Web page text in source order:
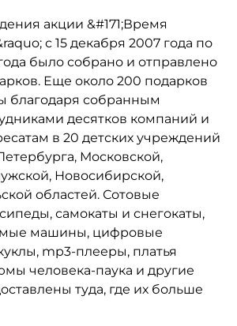
акции &#171;Время
с 15 декабря 2007 года по
было собрано и отправлено
Еще около 200 подарков
благодаря собранным
десятков компаний и
в 20 детских учреждений
Московской,
Новосибирской,
областей. Сотовые
самокаты и снегокаты,
машины, цифровые
mp3-плееры, платья
человека-паука и другие
туда, где их больше